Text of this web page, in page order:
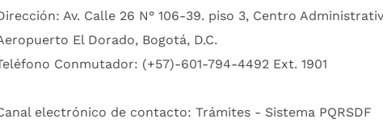
Av. Calle 26 N° 106-39. piso 3, Centro
El Dorado, Bogotá, D.C.
Conmutador: (+57)-601-794-4492 Ext. 1901
electrónico de contacto: Trámites - Sistema PQRSDF